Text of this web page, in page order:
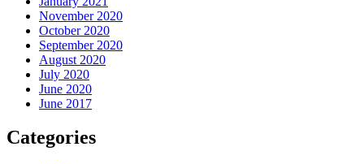
November 2020
October 2020
September 2020
August 2020
July 2020
June 2020
June 2017
Categories